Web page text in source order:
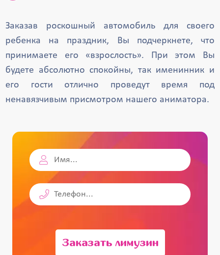
Заказав роскошный автомобиль для своего
ребенка на праздник, Вы подчеркнете, что
принимаете его «взрослость». При этом Вы
будете абсолютно спокойны, так именинник и
его гости отлично проведут время под
ненавязчивым присмотром нашего аниматора.
Заказать лимузин